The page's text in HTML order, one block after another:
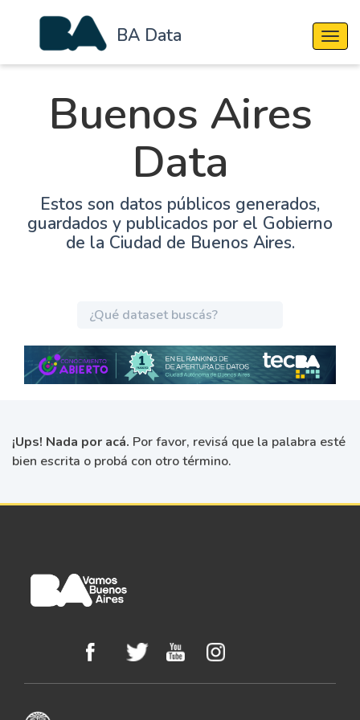
BA Data
Buenos Aires
Data
Estos son datos públicos generados,
guardados y publicados por el Gobierno
de la Ciudad de Buenos Aires.
¡Ups! Nada por acá. Por favor, revisá que la palabra esté
bien escrita o probá con otro término.